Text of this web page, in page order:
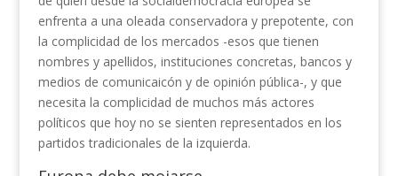
enfrenta a una oleada conservadora y prepotente, con
la complicidad de los mercados -esos que tienen
nombres y apellidos, instituciones concretas, bancos y
medios de comunicaicón y de opinión pública-, y que
necesita la complicidad de muchos más actores
políticos que hoy no se sienten representados en los
partidos tradicionales de la izquierda.